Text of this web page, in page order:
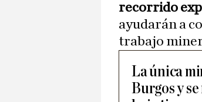
recorrido
ayudarán a
trabajo
La única
Burgos y